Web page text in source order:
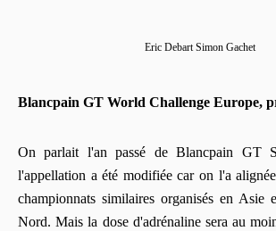
Eric Debart Simon Gachet
Blancpain GT World Challenge Europe,
On parlait l'an passé de Blancpain GT
l'appellation a été modifiée car on l'a
championnats similaires organisés en Asie
Nord. Mais la dose d'adrénaline sera au